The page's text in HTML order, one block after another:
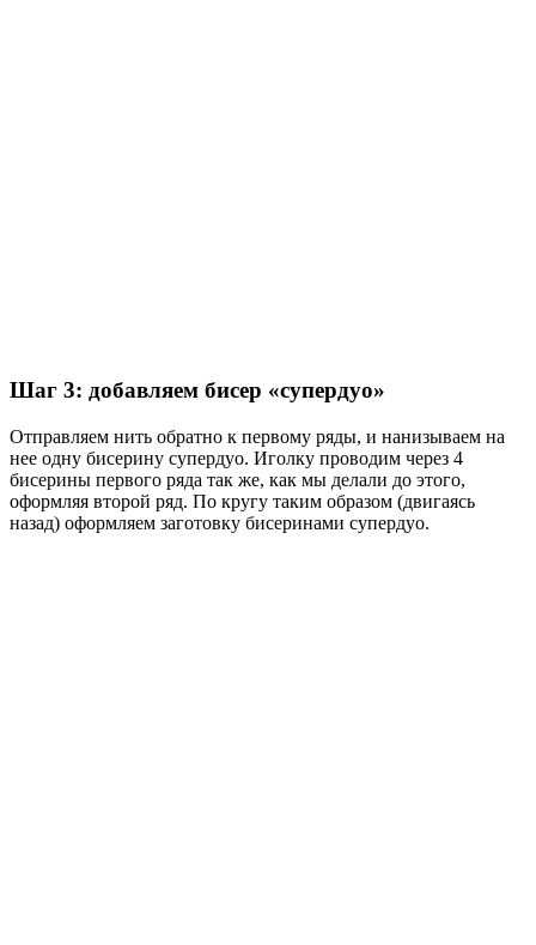
Шаг 3: добавляем бисер «супердуо»
Отправляем нить обратно к первому ряды, и нанизываем на
нее одну бисерину супердуо. Иголку проводим через 4
бисерины первого ряда так же, как мы делали до этого,
оформляя второй ряд. По кругу таким образом (двигаясь
назад) оформляем заготовку бисеринами супердуо.